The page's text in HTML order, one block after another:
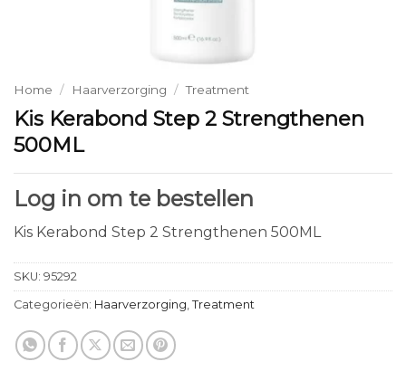
Home / Haarverzorging / Treatment
Kis Kerabond Step 2 Strengthenen
500ML
Log in om te bestellen
Kis Kerabond Step 2 Strengthenen 500ML
SKU: 95292
Categorieën: Haarverzorging Treatment